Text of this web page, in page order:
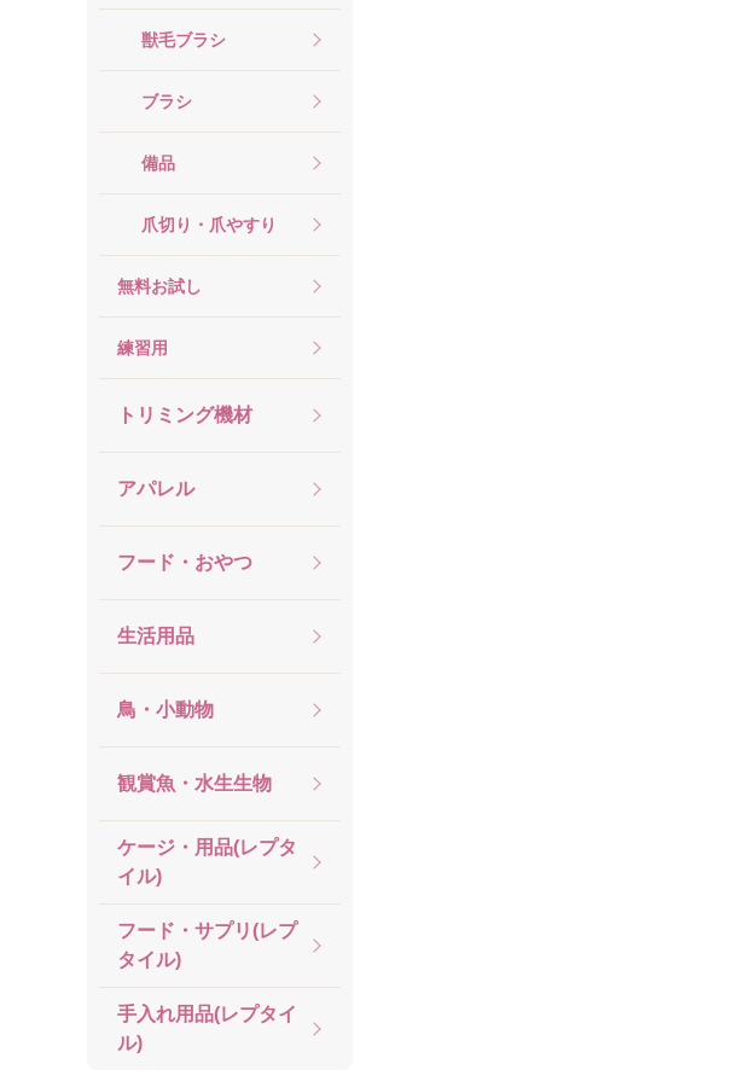
獣毛ブラシ
ブラシ
備品
爪切り・爪やすり
無料お試し
練習用
トリミング機材
アパレル
フード・おやつ
生活用品
鳥・小動物
観賞魚・水生生物
ケージ・用品(レプタ
イル)
フード・サプリ(レプ
タイル)
手入れ用品(レプタイ
ル)